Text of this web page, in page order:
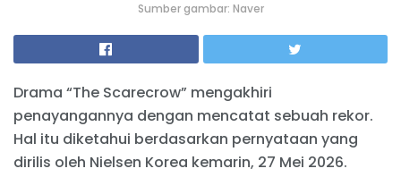
Sumber gambar: Naver
Drama “The Scarecrow” mengakhiri
penayangannya dengan mencatat sebuah rekor.
Hal itu diketahui berdasarkan pernyataan yang
dirilis oleh Nielsen Korea kemarin, 27 Mei 2026.